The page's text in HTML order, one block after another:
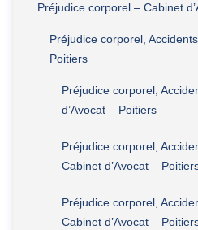
Préjudice corporel – Cabinet
Préjudice corporel,
Poitiers
Préjudice corporel,
d’Avocat – Poitiers
Préjudice corporel,
Cabinet d’Avocat –
Préjudice corporel,
Cabinet d’Avocat –